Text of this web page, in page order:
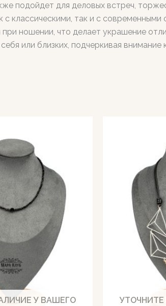
подойдет для деловых встреч,
классическими, так и с
ношении, что делает украшение
или близких, подчеркивая
У ВАШЕГО